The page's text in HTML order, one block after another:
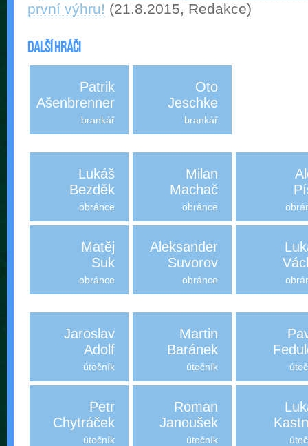
první výhru! (21.8.2015, Redakce)
Další hráči
Patrik
Ašenbrenner
brankář
Oto
Jeschke
brankář
Lukáš
Bezděk
obránce
Milan
Machač
obránce
Matěj
Suk
obránce
Aleksander
Suvorov
obránce
Jaroslav
Adolf
útočník
Martin
Baránek
útočník
Petr
Chytráček
útočník
Roman
Janoušek
útočník